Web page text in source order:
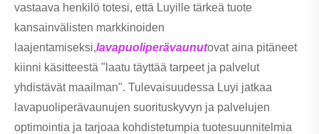
vastaava henkilö totesi, että Luyille tärkeä tuote
kansainvälisten markkinoiden
laajentamiseksi,lavapuoliperävaunutovat aina pitäneet
kiinni käsitteestä "laatu täyttää tarpeet ja palvelut
yhdistävät maailman". Tulevaisuudessa Luyi jatkaa
lavapuoliperävaunujen suorituskyvyn ja palvelujen
optimointia ja tarjoaa kohdistetumpia tuotesuunnitelmia